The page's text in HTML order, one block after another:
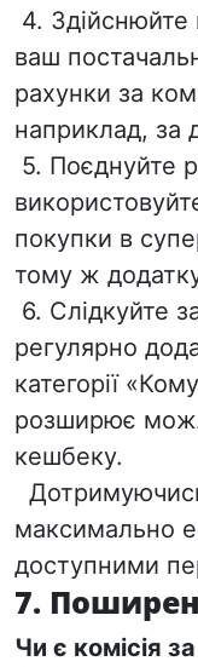
4.
ваш
рахунки за
наприклад, за
5. Поєднуйте
покупки в
тому ж
6. Слідкуйте
регулярно
категорії
розширює
кешбеку.
максимально
доступними
7.
Чи є комісія